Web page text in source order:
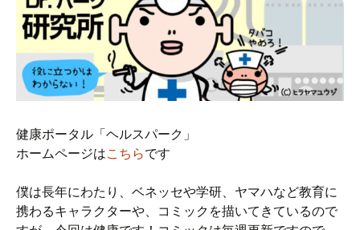
健康ポータル「ヘルスパーク」
ホームページはこちらです
僕は長年にわたり、ベネッセや学研、ヤマハなど教育に
携わるキャラクターや、コミックを描いてきているので